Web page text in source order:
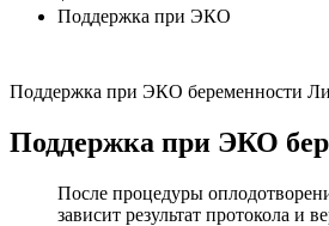
Поддержка при ЭКО
Поддержка при ЭКО беременности
Поддержка при ЭКО
После процедуры
зависит результат протокола и